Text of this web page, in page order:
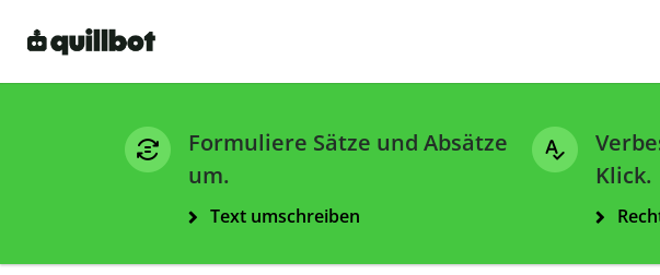
Formuliere Sätze und Absätze
um.
Text umschreiben
Klick.